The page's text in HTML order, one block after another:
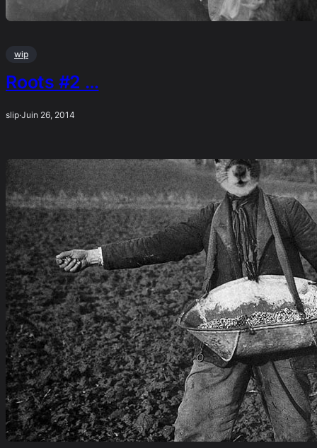
wip
Roots #2 …
slip·Juin 26, 2014